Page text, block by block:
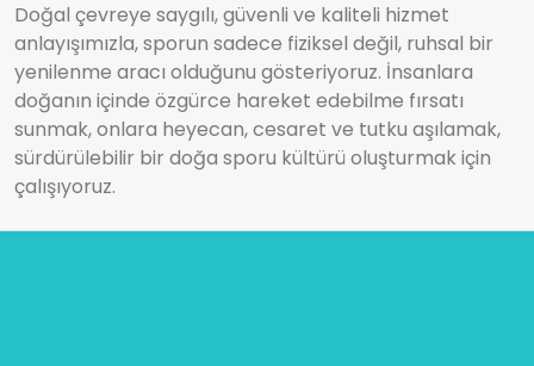
Doğal çevreye saygılı, güvenli ve kaliteli hizmet
anlayışımızla, sporun sadece fiziksel değil, ruhsal bir
yenilenme aracı olduğunu gösteriyoruz. İnsanlara
doğanın içinde özgürce hareket edebilme fırsatı
sunmak, onlara heyecan, cesaret ve tutku aşılamak,
sürdürülebilir bir doğa sporu kültürü oluşturmak için
çalışıyoruz.